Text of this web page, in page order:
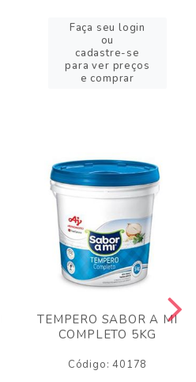
Faça seu login
ou
cadastre-se
para ver preços
e comprar
TEMPERO SABOR A MI
COMPLETO 5KG
Código: 40178